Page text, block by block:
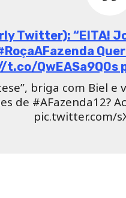
Jojo sobre
A Fazenda 12. O assunto
o que? Racismo
estudar Gabriel,